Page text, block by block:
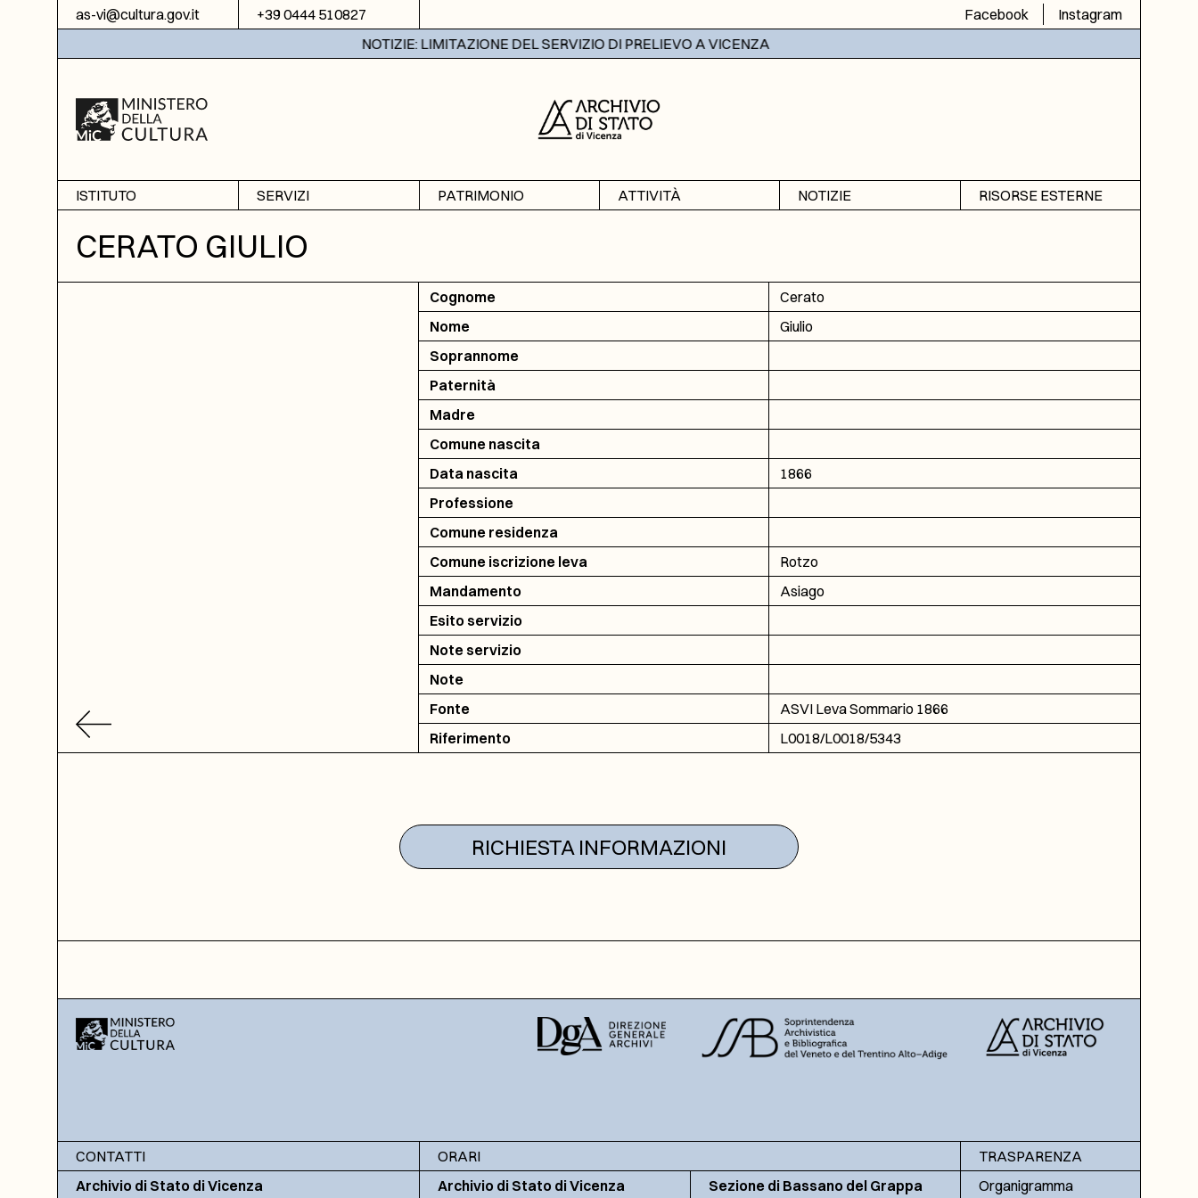
Vai al contenuto
as-vi@cultura.gov.it +39 0444 510827 Facebook
Instagram
NOTIZIE: LIMITAZIONE DEL SERVIZIO DI PRELIEVO A VICENZA
ISTITUTO
Informazioni
Sezione di Bassano del
SERVIZI
Ricerche
Fotoriproduzione
PATRIMONIO
ATTIVITÀ
NOTIZIE
RISORSE ESTERNE
DGA
ICAR
CERATO GIULIO
Cognome
Cerato
Nome
Giulio
Soprannome
Paternità
Madre
Comune nascita
Data nascita
1866
Professione
Comune residenza
Comune iscrizione leva
Rotzo
Mandamento
Asiago
Esito servizio
Note servizio
Note
Fonte
ASVI Leva Sommario 1866
Riferimento
L0018/L0018/5343
RICHIESTA INFORMAZIONI
CONTATTI
Archivio di Stato di Vicenza
ORARI
Archivio di Stato di Vicenza
Sezione di Bassano del Grappa
TRASPARENZA
Organigramma